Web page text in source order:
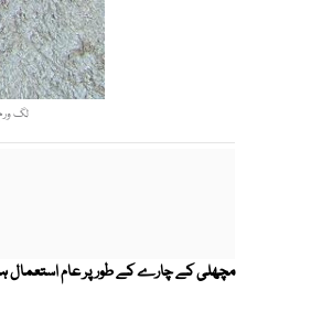
لگ ورم
مچھلی کے چارے کے طور پر عام استعمال